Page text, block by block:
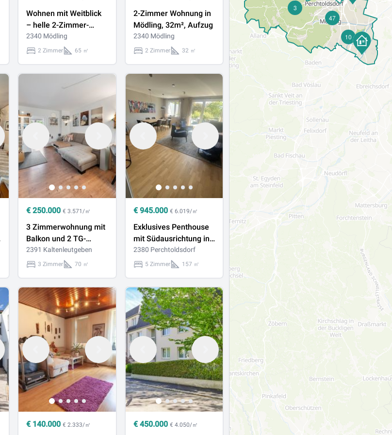
Wohnen mit Weitblick
– helle 2-Zimmer-
Wohnung im 6. Stock
mit Loggia
2340 Mödling
2 Zimmer 65 ㎡
2-Zimmer Wohnung in
Mödling, 32m², Aufzug
2340 Mödling
2 Zimmer 32 ㎡
€250.000 € 3.571/㎡
3 Zimmerwohnung mit
Balkon und 2 TG-
Plätzen
2391 Kaltenleutgeben
3 Zimmer 70 ㎡
€ 945.000 € 6.019/㎡
Exklusives Penthouse
mit Südausrichtung in
Top-Lage – Nähe
Zentrum
2380 Perchtoldsdorf
5 Zimmer 157 ㎡
€ 140.000 € 2.333/㎡ € 450.000 € 4.050/㎡
3
10
47